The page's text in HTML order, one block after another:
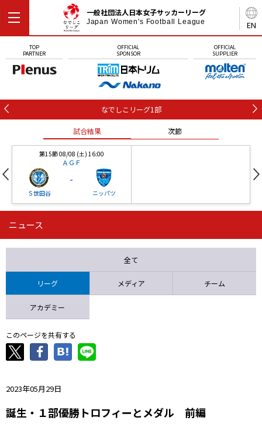
EN
一般社団法人日本女子サッカーリーグ
Japan Women's Football League
TOP
PARTNER
OFFICIAL
SPONSOR
OFFICIAL
SUPPLIER
なでしこリーグ1部
試合結果 次節
第15節 08/08 (土) 16:00
ＡＧＦ
Ｓ世田谷
-
ニッパツ
第16節 09/05 (土) 15:00
ニッパツ 石人の星
ニュース
全て
リーグ メディア チーム
アカデミー
このページを共有する
2023年05月29日
誕生・１部優勝トロフィーとメダル 前編